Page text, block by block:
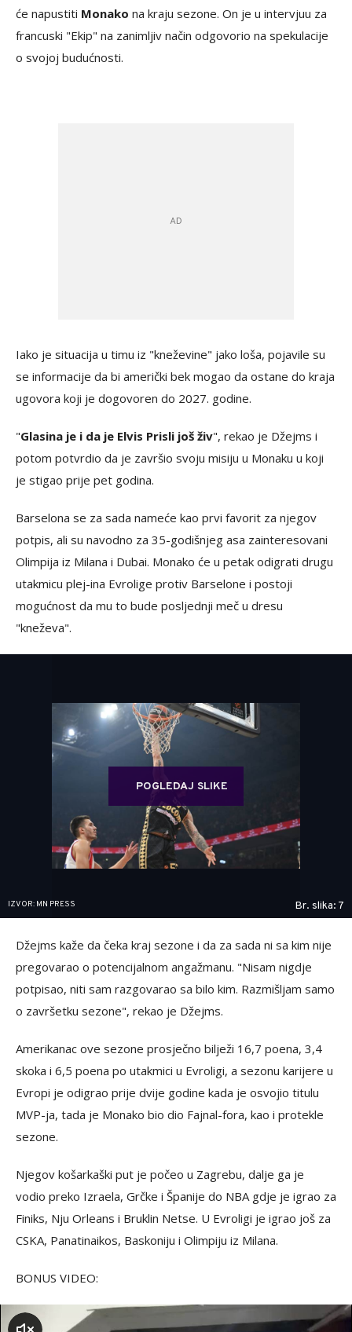
će napustiti Monako na kraju sezone. On je u intervjuu za
francuski "Ekip" na zanimljiv način odgovorio na spekulacije
o svojoj budućnosti.
Iako je situacija u timu iz "kneževine" jako loša, pojavile su
se informacije da bi američki bek mogao da ostane do kraja
ugovora koji je dogovoren do 2027. godine.
"Glasina je i da je Elvis Prisli još živ", rekao je Džejms i
potom potvrdio da je završio svoju misiju u Monaku u koji
je stigao prije pet godina.
Barselona se za sada nameće kao prvi favorit za njegov
potpis, ali su navodno za 35-godišnjeg asa zainteresovani
Olimpija iz Milana i Dubai. Monako će u petak odigrati drugu
utakmicu plej-ina Evrolige protiv Barselone i postoji
mogućnost da mu to bude posljednji meč u dresu
"kneževa".
POGLEDAJ SLIKE
IZVOR: MN PRESS Br. slika: 7
Džejms kaže da čeka kraj sezone i da za sada ni sa kim nije
pregovarao o potencijalnom angažmanu. "Nisam nigdje
potpisao, niti sam razgovarao sa bilo kim. Razmišljam samo
o završetku sezone", rekao je Džejms.
Amerikanac ove sezone prosječno bilježi 16,7 poena, 3,4
skoka i 6,5 poena po utakmici u Evroligi, a sezonu karijere u
Evropi je odigrao prije dvije godine kada je osvojio titulu
MVP-ja, tada je Monako bio dio Fajnal-fora, kao i protekle
sezone.
Njegov košarkaški put je počeo u Zagrebu, dalje ga je
vodio preko Izraela, Grčke i Španije do NBA gdje je igrao za
Finiks, Nju Orleans i Bruklin Netse. U Evroligi je igrao još za
CSKA, Panatinaikos, Baskoniju i Olimpiju iz Milana.
BONUS VIDEO: